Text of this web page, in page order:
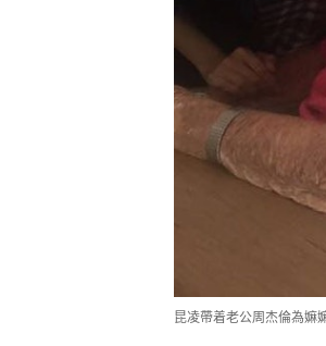
昆凌帶着老公周杰倫為嫲